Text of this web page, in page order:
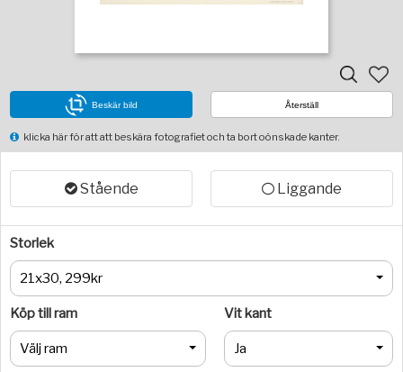
Beskär bild Återställ
klicka här för att att beskära fotografiet och ta bort oönskade kanter.
Stående Liggande
Storlek
21x30, 299kr
Köp till ram
Välj ram
Vit kant
Ja